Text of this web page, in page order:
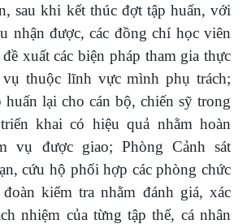
sau khi kết thúc đợt tập huấn, với
nhận được, các đồng chí học viên
xuất các biện pháp tham gia thực
vụ thuộc lĩnh vực mình phụ trách;
huấn lại cho cán bộ, chiến sỹ trong
khai có hiệu quả nhằm hoàn
vụ được giao; Phòng Cảnh sát
cứu hộ phối hợp các phòng chức
kiểm tra nhằm đánh giá, xác
nhiệm của từng tập thể, cá nhân